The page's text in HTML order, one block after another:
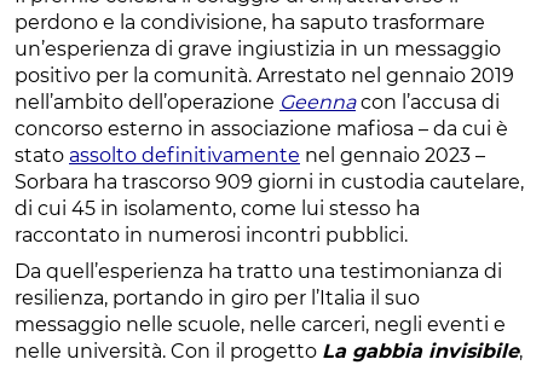
perdono e la condivisione, ha saputo trasformare
un’esperienza di grave ingiustizia in un messaggio
positivo per la comunità. Arrestato nel gennaio 2019
nell’ambito dell’operazione Geennacon l’accusa di
concorso esterno in associazione mafiosa – da cui è
stato assolto definitivamente nel gennaio 2023 –
Sorbara ha trascorso 909 giorni in custodia cautelare,
di cui 45 in isolamento, come lui stesso ha
raccontato in numerosi incontri pubblici.
Da quell’esperienza ha tratto una testimonianza di
resilienza, portando in giro per l’Italia il suo
messaggio nelle scuole, nelle carceri, negli eventi e
nelle università. Con il progetto La gabbia invisibile,